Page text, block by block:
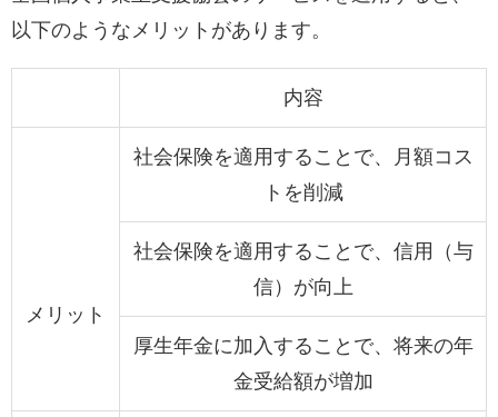
以下のようなメリットがあります。
内容
メリット
社会保険を適用することで、月額コス
トを削減
社会保険を適用することで、信用（与
信）が向上
厚生年金に加入することで、将来の年
金受給額が増加